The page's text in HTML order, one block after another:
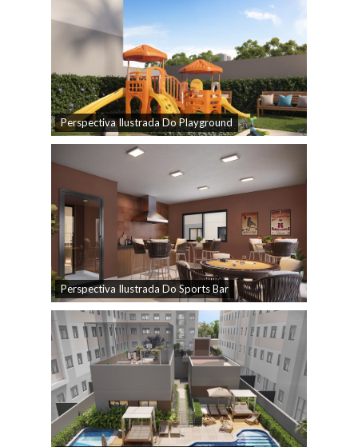
Perspectiva Ilustrada Do Playground
Perspectiva Ilustrada Do Sports Bar